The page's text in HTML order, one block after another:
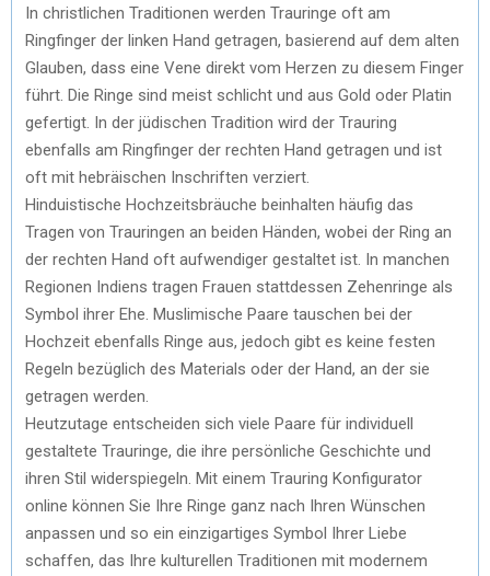
In christlichen Traditionen werden Trauringe oft am
Ringfinger der linken Hand getragen, basierend auf dem alten
Glauben, dass eine Vene direkt vom Herzen zu diesem Finger
führt. Die Ringe sind meist schlicht und aus Gold oder Platin
gefertigt. In der jüdischen Tradition wird der Trauring
ebenfalls am Ringfinger der rechten Hand getragen und ist
oft mit hebräischen Inschriften verziert.
Hinduistische Hochzeitsbräuche beinhalten häufig das
Tragen von Trauringen an beiden Händen, wobei der Ring an
der rechten Hand oft aufwendiger gestaltet ist. In manchen
Regionen Indiens tragen Frauen stattdessen Zehenringe als
Symbol ihrer Ehe. Muslimische Paare tauschen bei der
Hochzeit ebenfalls Ringe aus, jedoch gibt es keine festen
Regeln bezüglich des Materials oder der Hand, an der sie
getragen werden.
Heutzutage entscheiden sich viele Paare für individuell
gestaltete Trauringe, die ihre persönliche Geschichte und
ihren Stil widerspiegeln. Mit einem Trauring Konfigurator
online können Sie Ihre Ringe ganz nach Ihren Wünschen
anpassen und so ein einzigartiges Symbol Ihrer Liebe
schaffen, das Ihre kulturellen Traditionen mit modernem